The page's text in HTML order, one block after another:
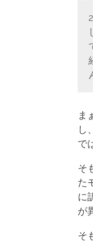
ま
し
で
そ
た
に
が
そ